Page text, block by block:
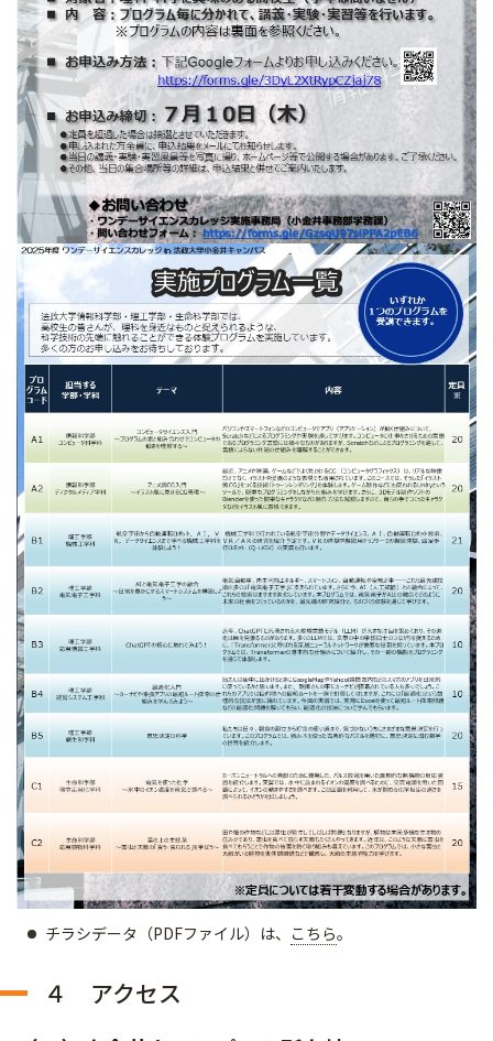
チラシデータ（PDFファイル）は、 こちら。
４ アクセス